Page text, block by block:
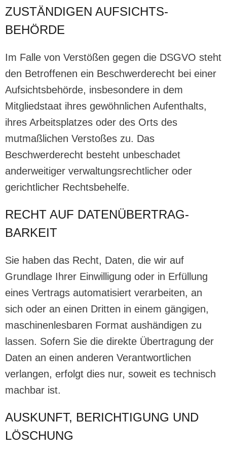
ZUSTÄNDIGEN AUFSICHTS­
BEHÖRDE
Im Falle von Verstößen gegen die DSGVO steht
den Betroffenen ein Beschwerderecht bei einer
Aufsichtsbehörde, insbesondere in dem
Mitgliedstaat ihres gewöhnlichen Aufenthalts,
ihres Arbeitsplatzes oder des Orts des
mutmaßlichen Verstoßes zu. Das
Beschwerderecht besteht unbeschadet
anderweitiger verwaltungsrechtlicher oder
gerichtlicher Rechtsbehelfe.
RECHT AUF DATEN­ÜBERTRAG­
BARKEIT
Sie haben das Recht, Daten, die wir auf
Grundlage Ihrer Einwilligung oder in Erfüllung
eines Vertrags automatisiert verarbeiten, an
sich oder an einen Dritten in einem gängigen,
maschinenlesbaren Format aushändigen zu
lassen. Sofern Sie die direkte Übertragung der
Daten an einen anderen Verantwortlichen
verlangen, erfolgt dies nur, soweit es technisch
machbar ist.
AUSKUNFT, BERICHTIGUNG UND
LÖSCHUNG